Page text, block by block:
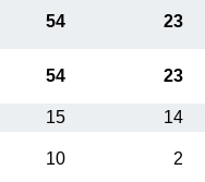
54 23
54 23
15
14
10 2